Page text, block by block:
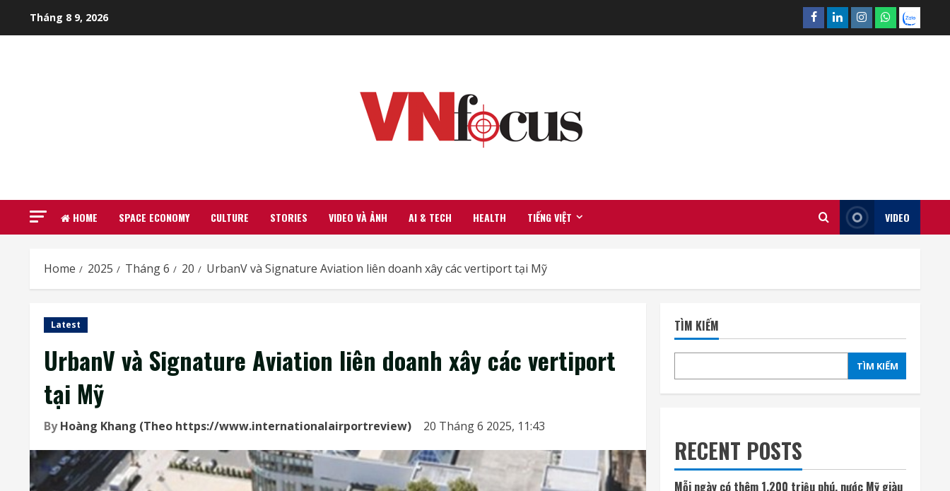
Tháng 8 9, 2026 Facebook
LinkedinInstagram
What’sapp
Zalo
HOME SPACE ECONOMY CULTURE STORIES VIDEO VÀ ẢNH AI & TECH HEALTH TIẾNG VIỆT VIDEO
Home 2025 Tháng 6 20 UrbanV và Signature Aviation liên doanh xây các vertiport tại Mỹ
Latest
UrbanV và Signature Aviation liên doanh xây các vertiport
tại Mỹ
ByHoàng Khang (Theo https://www.internationalairportreview) 20 Tháng 6 2025, 11:43
TÌM KIẾM
TÌM KIẾM
RECENT POSTS
Mỗi ngày có thêm 1.200 triệu phú, nước Mỹ giàu